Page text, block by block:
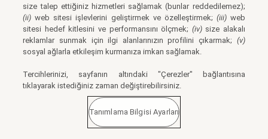
size talep ettiğiniz hizmetleri sağlamak (bunlar reddedilemez);
(ii) web sitesi işlevlerini geliştirmek ve özelleştirmek; (iii)web
sitesi hedef kitlesini ve performansını ölçmek; (iv)size alakalı
reklamlar sunmak için ilgi alanlarınızın profilini çıkarmak; (v)
sosyal ağlarla etkileşim kurmanıza imkan sağlamak.
Tercihlerinizi, sayfanın altındaki "Çerezler" bağlantısına
tıklayarak istediğiniz zaman değiştirebilirsiniz.
Tanımlama Bilgisi Ayarları